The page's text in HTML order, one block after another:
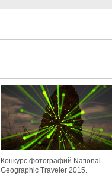
Конкурс фотографий National
Geographic Traveler 2015.